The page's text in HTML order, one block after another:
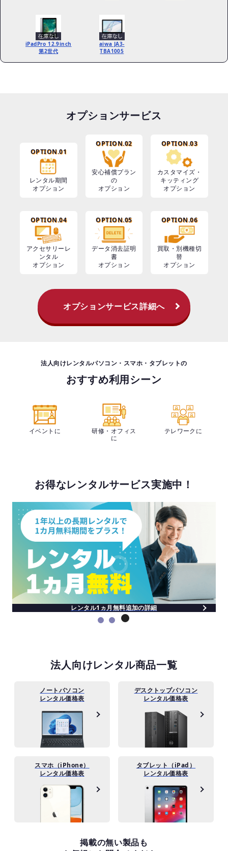
iPadPro 12.9inch
第2世代
aiwa JA3-
TBA1005
オプションサービス
OPTION.01
レンタル期間
オプション
OPTION.02
安心補償プラン
の
オプション
OPTION.03
カスタマイズ・
キッティング
オプション
OPTION.04
アクセサリーレ
ンタル
オプション
OPTION.05
データ消去証明
書
オプション
OPTION.06
買取・別機種切
替
オプション
オプションサービス詳細へ
法人向けレンタルパソコン・スマホ・タブレットの
おすすめ利用シーン
イベントに
研修・オフィス
に
テレワークに
お得なレンタルサービス実施中！
レンタル1ヵ月無料追加の詳細
法人向けレンタル商品一覧
ノートパソコン
レンタル価格表
デスクトップパソコン
レンタル価格表
スマホ（iPhone）
レンタル価格表
タブレット（iPad）
レンタル価格表
掲載の無い製品も